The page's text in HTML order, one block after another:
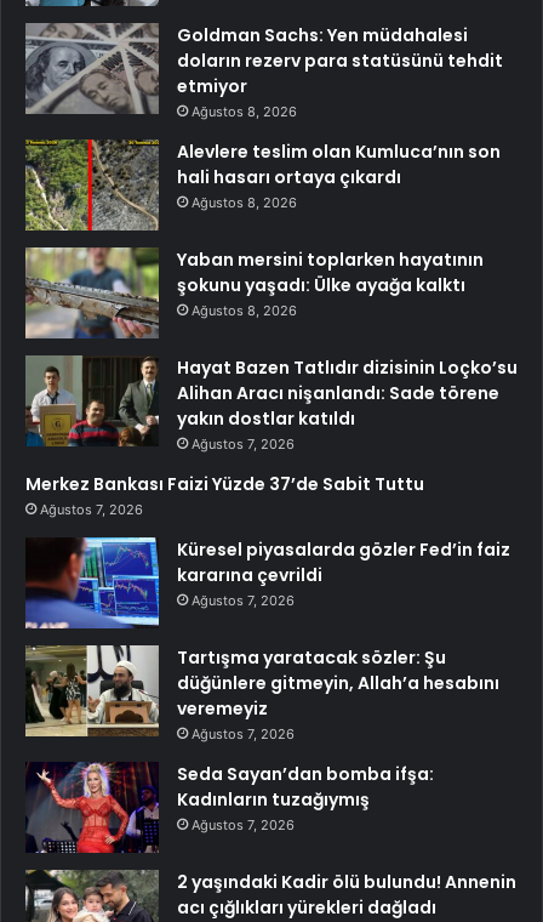
Goldman Sachs: Yen müdahalesi
doların rezerv para statüsünü tehdit
etmiyor
Ağustos 8, 2026
Alevlere teslim olan Kumluca’nın son
hali hasarı ortaya çıkardı
Ağustos 8, 2026
Yaban mersini toplarken hayatının
şokunu yaşadı: Ülke ayağa kalktı
Ağustos 8, 2026
Hayat Bazen Tatlıdır dizisinin Loçko’su
Alihan Aracı nişanlandı: Sade törene
yakın dostlar katıldı
Ağustos 7, 2026
Merkez Bankası Faizi Yüzde 37’de Sabit Tuttu
Ağustos 7, 2026
Küresel piyasalarda gözler Fed’in faiz
kararına çevrildi
Ağustos 7, 2026
Tartışma yaratacak sözler: Şu
düğünlere gitmeyin, Allah’a hesabını
veremeyiz
Ağustos 7, 2026
Seda Sayan’dan bomba ifşa:
Kadınların tuzağıymış
Ağustos 7, 2026
2 yaşındaki Kadir ölü bulundu! Annenin
acı çığlıkları yürekleri dağladı